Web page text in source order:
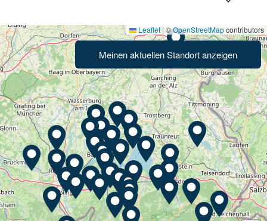
Leaflet | ©OpenStreetMapcontributors
Meinen aktuellen Standortanzeigen